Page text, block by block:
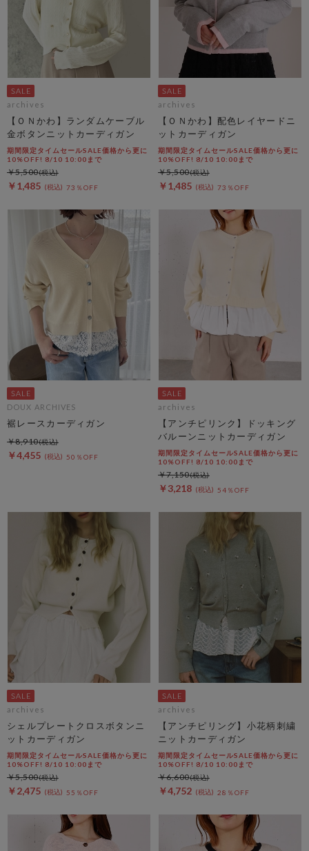
archives
【ＯＮかわ】ランダムケーブル
金ボタンニットカーディガン
期間限定タイムセールSALE価格から更に
10%OFF! 8/10 10:00まで
￥1,485 73％OFF
￥5,500
archives
【ＯＮかわ】配色レイヤードニ
ットカーディガン
期間限定タイムセールSALE価格から更に
10%OFF! 8/10 10:00まで
￥1,485 73％OFF
￥5,500
DOUX ARCHIVES
裾レースカーディガン
￥4,455 50％OFF
￥8,910
archives
【アンチピリンク】ドッキング
バルーンニットカーディガン
期間限定タイムセールSALE価格から更に
10%OFF! 8/10 10:00まで
￥3,218 54％OFF
￥7,150
archives
シェルプレートクロスボタンニ
ットカーディガン
期間限定タイムセールSALE価格から更に
10%OFF! 8/10 10:00まで
￥2,475 55％OFF
￥5,500
archives
【アンチピリング】小花柄刺繍
ニットカーディガン
期間限定タイムセールSALE価格から更に
10%OFF! 8/10 10:00まで
￥4,752 28％OFF
￥6,600